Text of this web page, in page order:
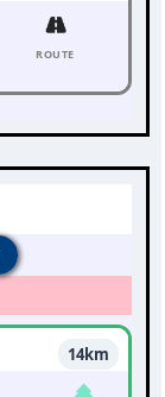
ROUTE
14km